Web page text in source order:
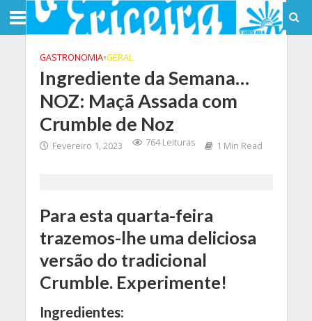
GASTRONOMIA•GERAL
Ingrediente da Semana…
NOZ: Maçã Assada com
Crumble de Noz
Fevereiro 1, 2023 764 Leituras 1 Min Read
Para esta quarta-feira
trazemos-lhe uma deliciosa
versão do tradicional
Crumble. Experimente!
Ingredientes: